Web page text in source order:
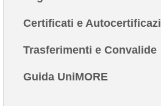
Certificati e
Trasferimenti e Convalide
Guida UniMORE